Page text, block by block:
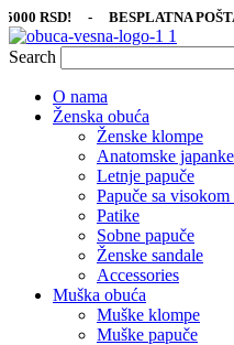
Skip
to
content
- BESPLATNA POŠTARINA
Search
O nama
Ženska obuća
Ženske klompe
Anatomske japanke
Letnje papuče
Papuče sa
Patike
Sobne papuče
Ženske sandale
Accessories
Muška obuća
Muške klompe
Muške papuče